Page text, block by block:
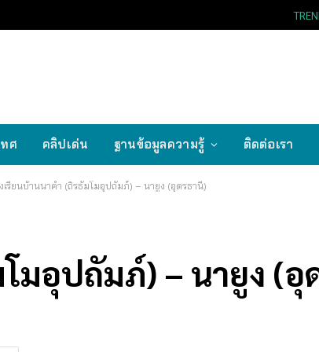
ศ คลิปเด่น ฐานข้อมูลความรู้ ติดต่อเรา
เรียนบ้านนาคำ (ถิรธัมโมอุปถัมภ์) – นายูง (อุดรธานี)
มอุปถัมภ์) – นายูง (อุ